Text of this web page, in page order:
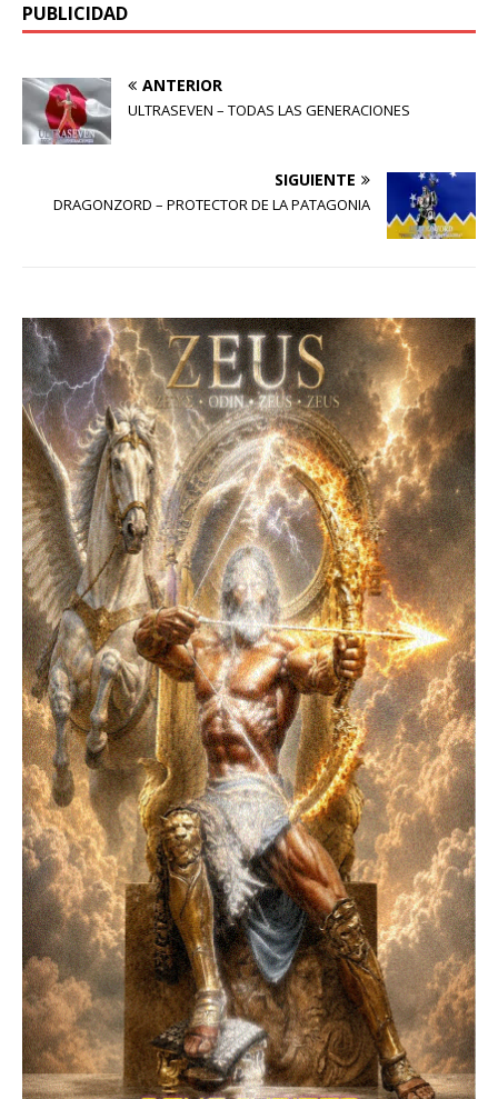
PUBLICIDAD
ANTERIOR
ULTRASEVEN – TODAS LAS GENERACIONES
SIGUIENTE
DRAGONZORD – PROTECTOR DE LA PATAGONIA